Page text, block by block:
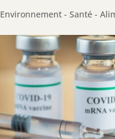
Environnement - Santé -